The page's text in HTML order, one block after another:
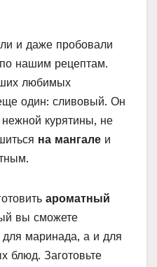
и даже пробовали
нашим рецептам.
любимых
один: сливовый. Он
курятины, не
на мангале и
ароматный
вы сможете
для маринада, а и для
блюд. Заготовьте